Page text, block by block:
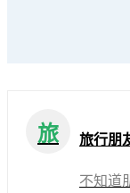
旅 旅行朋
不知道